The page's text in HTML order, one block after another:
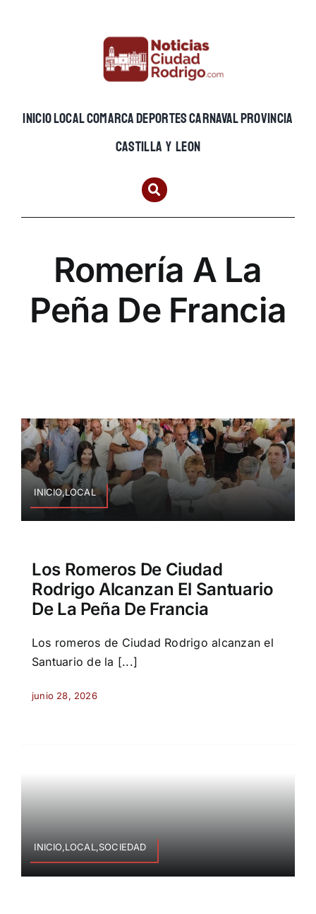
INICIOLOCALCOMARCADEPORTESCARNAVALPROVINCIA
CASTILLA Y LEON
Romería A La
Peña De Francia
INICIO,LOCAL
Los Romeros De Ciudad
Rodrigo Alcanzan El Santuario
De La Peña De Francia
Los romeros de Ciudad Rodrigo alcanzan el
Santuario de la [...]
junio 28, 2026
INICIO,LOCAL,SOCIEDAD